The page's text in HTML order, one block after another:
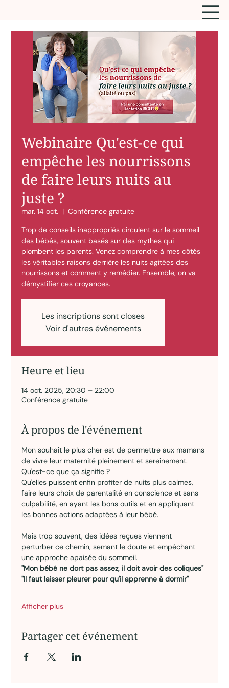
Webinaire Qu'est-ce qui
empêche les nourrissons
de faire leurs nuits au
juste ?
mar. 14 oct.
  |
Conférence gratuite
Trop de conseils inappropriés circulent sur le sommeil
des bébés, souvent basés sur des mythes qui
plombent les parents. Venez comprendre à mes côtés
les véritables raisons derrière les nuits agitées des
nourrissons et comment y remédier. Ensemble, on va
démystifier ces croyances.
Les inscriptions sont closes
Voir d'autres événements
Heure et lieu
14 oct. 2025, 20:30 – 22:00
Conférence gratuite
À propos de l'événement
Mon souhait le plus cher est de permettre aux mamans
de vivre leur maternité pleinement et sereinement.
Qu'est-ce que ça signifie ?
Qu'elles puissent enfin profiter de nuits plus calmes,
faire leurs choix de parentalité en conscience et sans
culpabilité, en ayant les bons outils et en appliquant
les bonnes actions adaptées à leur bébé.
Mais trop souvent, des idées reçues viennent
perturber ce chemin, semant le doute et empêchant
une approche apaisée du sommeil.
"Mon bébé ne dort pas assez, il doit avoir des coliques"
"Il faut laisser pleurer pour qu'il apprenne à dormir"
Afficher plus
Partager cet événement